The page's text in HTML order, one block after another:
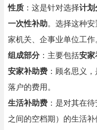
性质 ：这是针对选择计划
一次性补助。选择这种
家机关、企事业单位工作
组成部分：主要包括安家
安家补助费 ：顾名思义
落户的费用。
生活补助费 ：是对其在
之间的空档期）的生活补